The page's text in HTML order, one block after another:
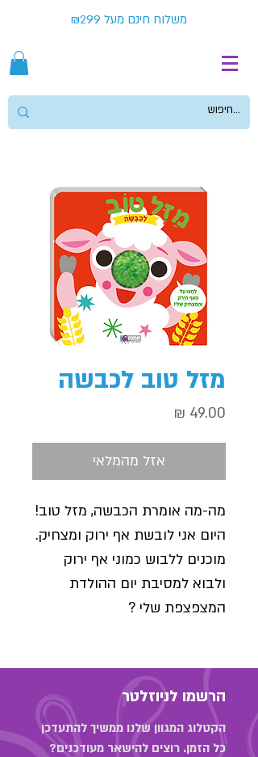
משלוח חינם מעל ₪299
מזל טוב לכבשה
אזל מהמלאי
מה-מה אומרת הכבשה, מזל טוב!
היום אני לובשת אף ירוק ומצחיק.
מוכנים ללבוש כמוני אף ירוק
ולבוא למסיבת יום ההולדת
המצפצפת שלי ?
הרשמו לניוזלטר
הקטלוג המגוון שלנו ממשיך להתעדכן
כל הזמן. רוצים להישאר מעודכנים?